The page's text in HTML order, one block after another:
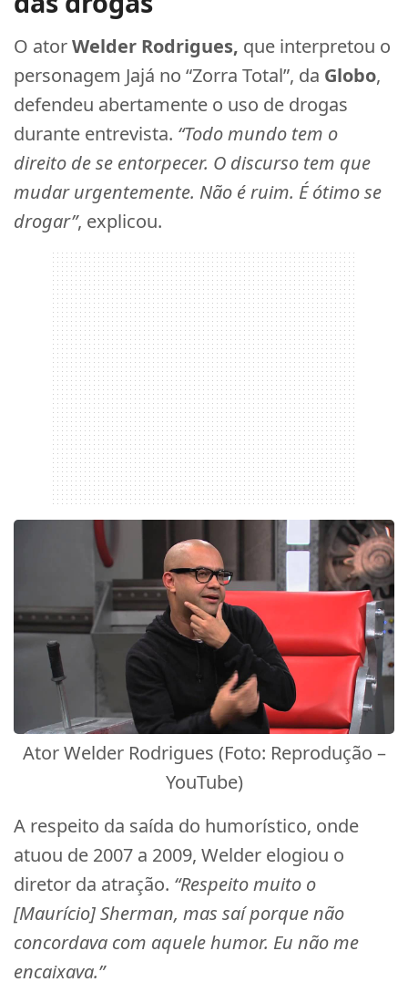
O atorWelder Rodrigues, que interpretou o
personagem Jajá no “Zorra Total”, da Globo,
defendeu abertamente o uso de drogas
durante entrevista. “Todo mundo tem o
direito de se entorpecer. O discurso tem que
mudar urgentemente. Não é ruim. É ótimo se
drogar”, explicou.
Ator Welder Rodrigues (Foto: Reprodução –
YouTube)
A respeito da saída do humorístico, onde
atuou de 2007 a 2009, Welder elogiou o
diretor da atração. “Respeito muito o
[Maurício] Sherman, mas saí porque não
concordava com aquele humor. Eu não me
encaixava.”